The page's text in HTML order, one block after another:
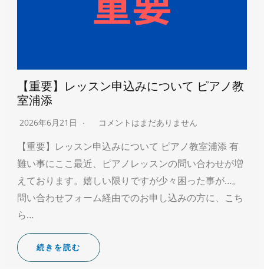
【重要】レッスン申込みについて ピアノ教
室浦添
2026年6月21日 コメントはまだありません
【重要】レッスン申込みについて ピアノ教室浦添 有
難い事にここ最近、ピアノレッスンの問い合わせが増
えております。嬉しい限りですが少々困った事が…。
問い合わせフォーム経由でのお申し込みの方に、こち
ら…
続きを読む